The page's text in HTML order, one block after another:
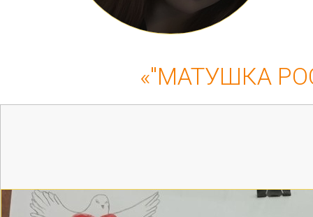
«"МАТУШКА